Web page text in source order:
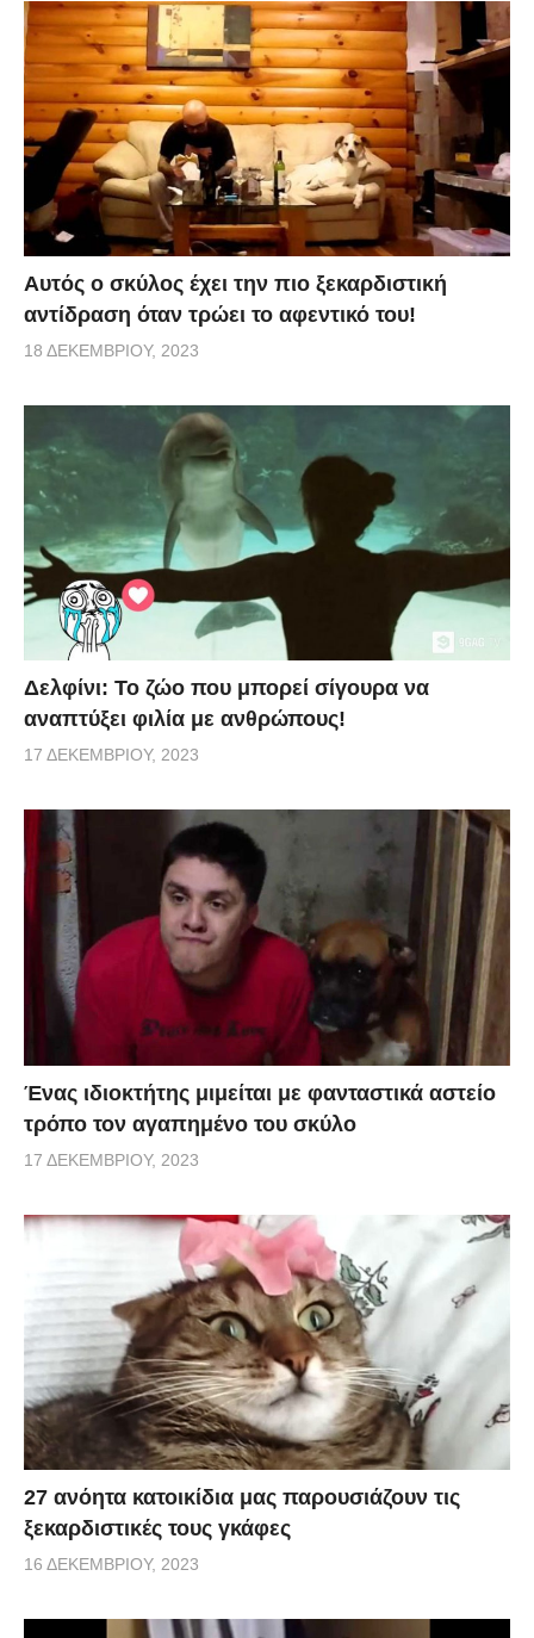
Αυτός ο σκύλος έχει την πιο ξεκαρδιστική
αντίδραση όταν τρώει το αφεντικό του!
18 ΔΕΚΕΜΒΡΊΟΥ, 2023
Δελφίνι: Το ζώο που μπορεί σίγουρα να
αναπτύξει φιλία με ανθρώπους!
17 ΔΕΚΕΜΒΡΊΟΥ, 2023
Ένας ιδιοκτήτης μιμείται με φανταστικά αστείο
τρόπο τον αγαπημένο του σκύλο
17 ΔΕΚΕΜΒΡΊΟΥ, 2023
27 ανόητα κατοικίδια μας παρουσιάζουν τις
ξεκαρδιστικές τους γκάφες
16 ΔΕΚΕΜΒΡΊΟΥ, 2023